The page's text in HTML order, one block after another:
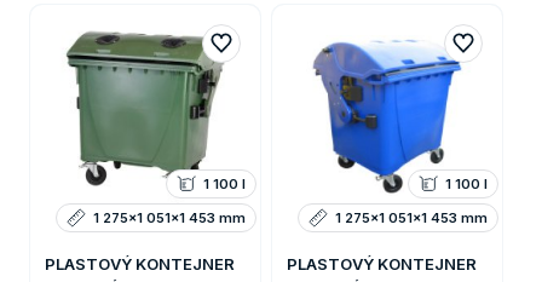
PLASTOVÝ KONTEJNER
1 100 l
1 275x1 051x1 453 mm
PLASTOVÝ KONTEJNER
1 100 l
1 275x1 051x1 453 mm